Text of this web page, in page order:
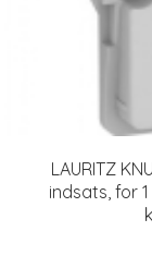
LAURITZ
indsats, for